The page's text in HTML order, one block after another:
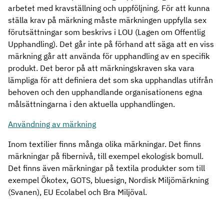
arbetet med kravställning och uppföljning. För att kunna
ställa krav på märkning måste märkningen uppfylla sex
förutsättningar som beskrivs i LOU (Lagen om Offentlig
Upphandling). Det går inte på förhand att säga att en viss
märkning går att använda för upphandling av en specifik
produkt. Det beror på att märkningskraven ska vara
lämpliga för att definiera det som ska upphandlas utifrån
behoven och den upphandlande organisationens egna
målsättningarna i den aktuella upphandlingen.
Användning av märkning
Inom textilier finns många olika märkningar. Det finns
märkningar på fibernivå, till exempel ekologisk bomull.
Det finns även märkningar på textila produkter som till
exempel Ökotex, GOTS, bluesign, Nordisk Miljömärkning
(Svanen), EU Ecolabel och Bra Miljöval.